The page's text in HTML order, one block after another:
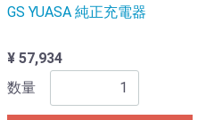
GS YUASA 純正充電器
¥ 57,934
数量